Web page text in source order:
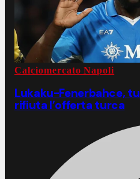
Calciomercato Napoli
Lukaku-Fenerbahce,
rifiuta l’offerta turca